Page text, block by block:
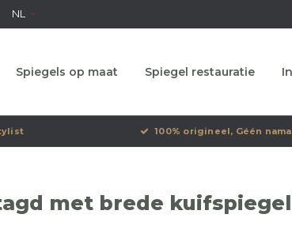
NL
Spiegels op maat Spiegel restauratie
100% origineel, Géén
met brede kuifspiegel